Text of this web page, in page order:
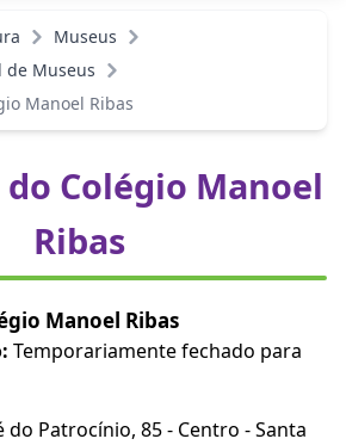
Museus
de Museus
Manoel Ribas
Colégio Manoel
Ribas
Manoel Ribas
Temporariamente fechado para
do Patrocínio, 85 - Centro - Santa